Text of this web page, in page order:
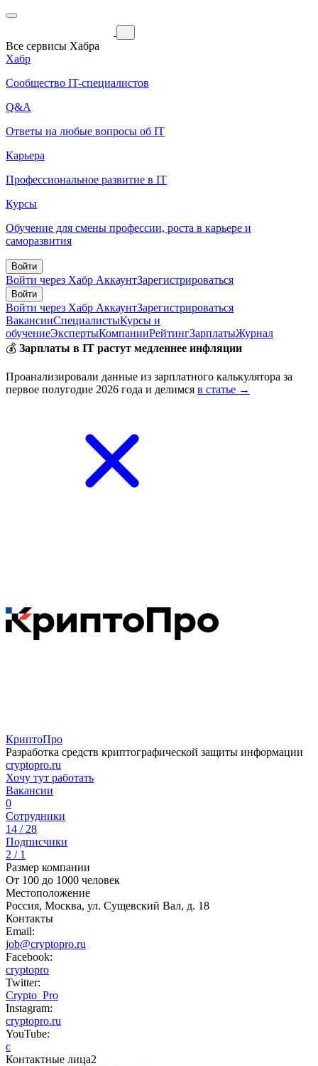
Все сервисы Хабра
Хабр
Сообщество IT-специалистов
Q&A
Ответы на любые вопросы об IT
Карьера
Профессиональное развитие в IT
Курсы
Обучение для смены профессии, роста в карьере и
саморазвития
Войти
Войти через Хабр АккаунтЗарегистрироваться
Войти
Войти через Хабр АккаунтЗарегистрироваться
ВакансииСпециалистыКурсы и
обучениеЭкспертыКомпанииРейтингЗарплатыЖурнал
💰 Зарплаты в IT растут медленнее инфляции
Проанализировали данные из зарплатного калькулятора за
первое полугодие 2026 года и делимся в статье →
КриптоПро
Разработка средств криптографической защиты информации
cryptopro.ru
Хочу тут работать
Вакансии
0
Сотрудники
14 / 28
Подписчики
2 / 1
Размер компании
От 100 до 1000 человек
Местоположение
Россия, Москва, ул. Сущевский Вал, д. 18
Контакты
Email:
job@cryptopro.ru
Facebook:
cryptopro
Twitter:
Crypto_Pro
Instagram:
cryptopro.ru
YouTube:
c
Контактные лица2